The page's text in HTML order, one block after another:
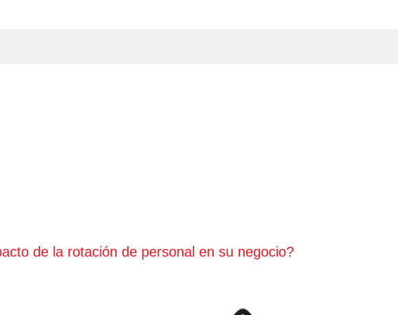
de la rotación de personal en su negocio?